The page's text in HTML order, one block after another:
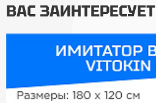
ВАС ЗАИНТЕРЕСУЕТ